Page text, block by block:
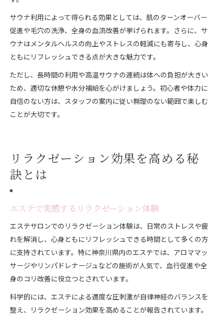
サウナ利用によって得られる効果としては、肌のターンオーバー
促進や毛穴の洗浄、全身の血流改善が挙げられます。さらに、サ
ウナはメンタルヘルスの向上やストレスの軽減にも寄与し、心身
ともにリフレッシュできる点が大きな魅力です。
ただし、長時間の利用や高温サウナの連続は体への負担が大きい
ため、適切な休憩や水分補給を心がけましょう。初心者や体力に
自信のない方は、スタッフの案内に従い無理のない範囲で楽しむ
ことが大切です。
リラクゼーション効果を高める秘
訣とは
エステで実感するリラクゼーション体験
エステサロンでのリラクゼーション体験は、日常のストレスや疲
れを解消し、心身ともにリフレッシュできる時間として多くの方
に支持されています。特に神奈川県内のエステでは、アロママッ
サージやリンパドレナージュなどの施術が人気で、血行促進や全
身のコリ改善に役立つとされています。
科学的には、エステによる適度な圧刺激が自律神経のバランスを
整え、リラクゼーション効果を高めることが報告されています。